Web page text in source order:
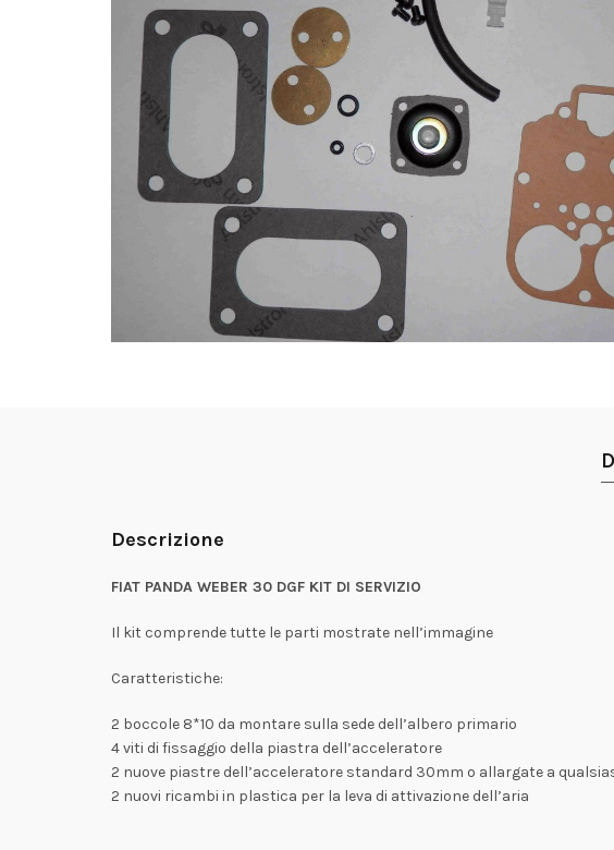
Descrizione
FIAT PANDA WEBER 30 DGF KIT DI SERVIZIO
Il kit comprende tutte le parti mostrate nell’immagine
Caratteristiche:
2 boccole 8*10 da montare sulla sede dell’albero primario
4 viti di fissaggio della piastra dell’acceleratore
2 nuove piastre dell’acceleratore standard 30mm o allargate a
2 nuovi ricambi in plastica per la leva di attivazione dell’aria